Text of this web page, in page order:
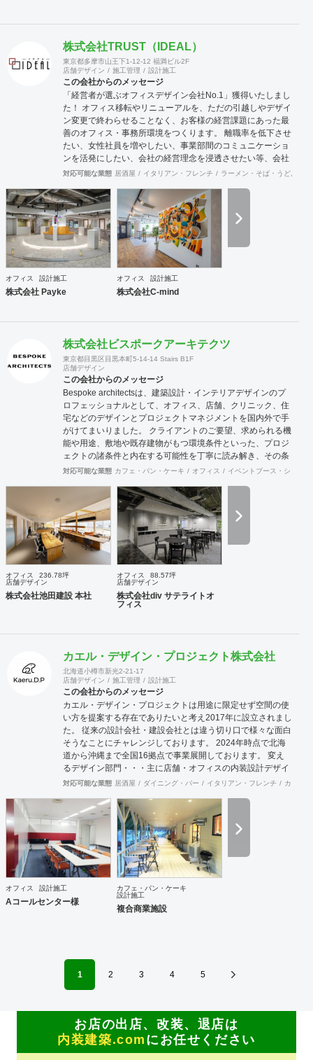
株式会社TRUST（IDEAL）
東京都多摩市山王下1-12-12 福満ビル2F
店舗デザイン
施工管理 設計施工
この会社からのメッセージ
「経営者が選ぶオフィスデザイン会社No.1」獲得いたしまし
た！ オフィス移転やリニューアルを、ただの引越しやデザイ
ン変更で終わらせることなく、お客様の経営課題にあった最
善のオフィス・事務所環境をつくります。 離職率を低下させ
たい、女性社員を増やしたい、事業部間のコミュニケーショ
ンを活発にしたい、会社の経営理念を浸透させたい等、会社
の規模やフェーズによって様々な課題をかかえています。ど
今後どのような事業戦略を描き、どのような組織になってい
きたいのか。それらを共有することがオフィスデザインのス
タートとなります。 また、オフィスはスタッフにとって一日
の大半を過ごす場所です。機能的かつ快適な空間を作ること
は精神的な安心やモチベーション・作業効率の向上に繋がっ
ていくでしょう。このように、経営面の課題と現場の声をし
っかりとヒアリングした上で、最善なオフィスづくりをご提
案させていただきます。
対応可能な業態 居酒屋 イタリアン・フレンチ ラーメン・そば・うどん
オフィス 設計施工
株式会社 Payke
オフィス 設計施工
株式会社C-mind
株式会社ビスポークアーキテクツ
東京都目黒区目黒本町5-14-14 Stairs B1F
店舗デザイン
この会社からのメッセージ
Bespoke architectsは、建築設計・インテリアデザインのプ
ロフェッショナルとして、オフィス、店舗、クリニック、住
宅などのデザインとプロジェクトマネジメントを国内外で手
がけてまいりました。 クライアントのご要望、求められる機
能や用途、敷地や既存建物がもつ環境条件といった、プロジ
ェクトの諸条件と内在する可能性を丁寧に読み解き、その条
件でこそ可能な空間環境の豊かさを提案し、カタチにしま
計・ランドスケープデザイン等の専門家と協働し、大規模建
築物や高度な設計にも対応致します。 ご要望に合わせて、設
計・デザインに加えて、予算管理・工程管理・別途工事の一
括管理等を含めたプロジェクトマネジメントを担い、ワンス
トップでのプロジェクト推進を行います。発注管理における
クライアントのご負担を軽減するとともに、第三者的な立場
に適うコスト管理と、工事品質の向上を実現致します。 ま
た、新規サービス立上げやリブランディングに際しては、空
間デザイン的な見地から事業企画やCI計画・デザインマニュ
件においては、英語での設計・PMサービスをご提供できる
----------------------------------------------------------------------------------
---------------------------------- 商号： 株式会社ビスポー
クアーキテクツ / Bespoke architects Inc. 登録： 一
級建築士事務所 東京都知事登録 第64040号
建築士賠償責任補償制度（公益社団法人 日本
建築士連合会） 代表取締役： 丸島 潤 （一級建築士 / 管
理建築士） 所在地： 〒152-0002 東京都目黒区目黒
本町 5-14-14-B1F TEL： 03-6452-4248
FAX： 03-6452-4249 創業： 2016年2月
（法人設立：2020年9月） Webサイト: https://bspk.jp
対応可能な業態 カフェ・パン・ケーキ オフィス イベントブース・ショール
オフィス
236.78坪
店舗デザイン
株式会社池田建設 本社
オフィス
88.57坪
店舗デザイン
株式会社div サテライトオ
フィス
カエル・デザイン・プロジェクト株式会社
北海道小樽市新光2-21-17
店舗デザイン
施工管理 設計施工
この会社からのメッセージ
カエル・デザイン・プロジェクトは用途に限定せず空間の使
い方を提案する存在でありたいと考え2017年に設立されまし
た。 従来の設計会社・建設会社とは違う切り口で様々な面白
そうなことにチャレンジしております。 2024年時点で北海
道から沖縄まで全国16拠点で事業展開しております。 変え
るデザイン部門・・・主に店舗・オフィスの内装設計デザイ
ン及び施工をお客様と一緒に創り上げます。 Hybrid電気工事
足が深刻化する現場に柔軟に対応します。 自社請け可能職種
内装工事 インテリアデザイン事務所 その他設計 その他建設
サポート 対応可能エリア 北海道・仙台・関東・名古屋・九
州・沖縄コンストラクションマネジメント業務は月単位で出
張常駐対応可能です。
対応可能な業態 居酒屋 ダイニング・バー イタリアン・フレンチ カフェ
オフィス 設計施工
Aコールセンター様
カフェ・パン・ケーキ
設計施工
複合商業施設
1 2 3 4 5
お店の出店、改装、退店は
内装建築.com にお任せください